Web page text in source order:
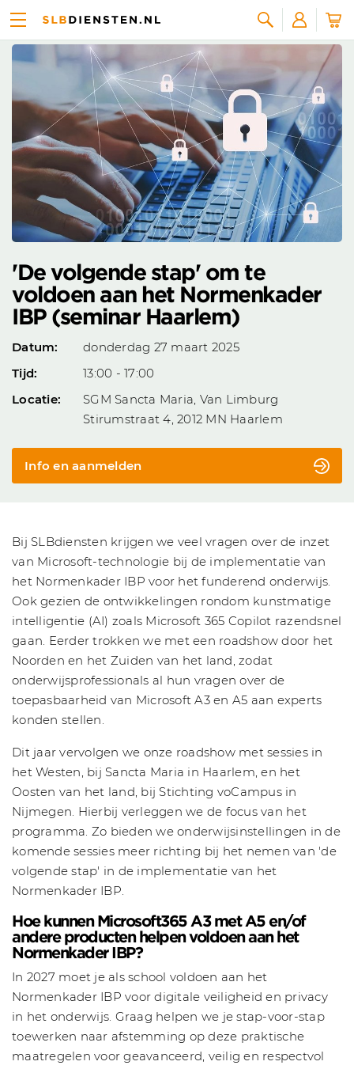
Zoeken
Agenda
'De volgende stap' om te
voldoen aan het Normenkader
IBP (seminar Haarlem)
Datum:
donderdag 27 maart 2025
Tijd:
13:00 - 17:00
Locatie:
SGM Sancta Maria, Van Limburg
Stirumstraat 4, 2012 MN Haarlem
Info en aanmelden
Bij SLBdiensten krijgen we veel vragen over de inzet
van Microsoft-technologie bij de implementatie van
het Normenkader IBP voor het funderend onderwijs.
Ook gezien de ontwikkelingen rondom kunstmatige
intelligentie (AI) zoals Microsoft 365 Copilot razendsnel
gaan. Eerder trokken we met een roadshow door het
Noorden en het Zuiden van het land, zodat
onderwijsprofessionals al hun vragen over de
toepasbaarheid van Microsoft A3 en A5 aan experts
konden stellen.
Dit jaar vervolgen we onze roadshow met sessies in
het Westen, bij Sancta Maria in Haarlem, en het
Oosten van het land, bij Stichting voCampus in
Nijmegen. Hierbij verleggen we de focus van het
programma. Zo bieden we onderwijsinstellingen in de
komende sessies meer richting bij het nemen van 'de
volgende stap' in de implementatie van het
Normenkader IBP.
Hoe kunnen Microsoft365 A3 met A5 en/of
andere producten helpen voldoen aan het
Normenkader IBP?
In 2027 moet je als school voldoen aan het
Normenkader IBP voor digitale veiligheid en privacy
in het onderwijs. Graag helpen we je stap-voor-stap
toewerken naar afstemming op deze praktische
maatregelen voor geavanceerd, veilig en respectvol